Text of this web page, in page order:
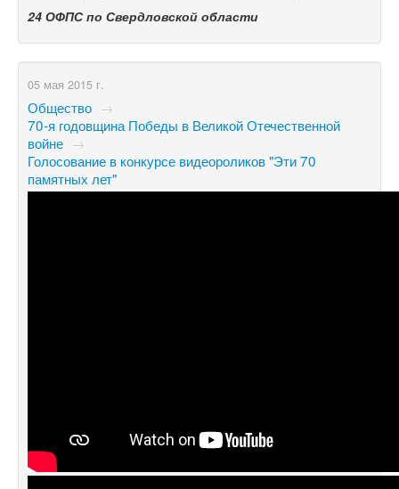
24 ОФПС по Свердловской области
05 мая 2015 г.
Общество →
70-я годовщина Победы в Великой Отечественной
войне →
Голосование в конкурсе видеороликов "Эти 70
памятных лет"